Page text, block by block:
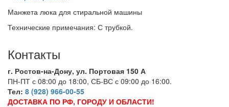
Манжета люка для стиральной машины
Технические примечания: С трубкой.
Контакты
г. Ростов-на-Дону, ул. Портовая 150 А
ПН-ПТ с 08:00 до 18:00, СБ-ВС с 09:00 до 16:00.
Тел: 8 (928) 966-00-55
ДОСТАВКА ПО РФ, ГОРОДУ И ОБЛАСТИ!